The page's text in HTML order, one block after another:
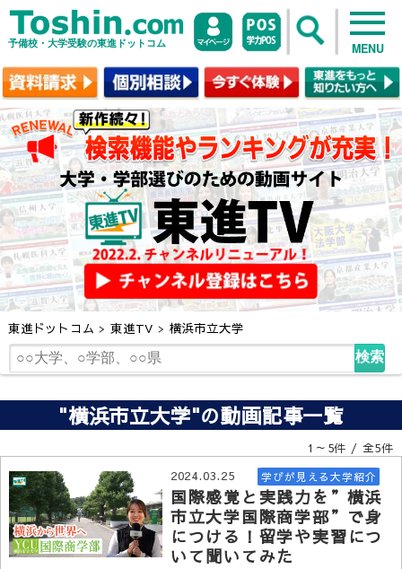
予備校・大学受験の東進ドットコム MENU
東進ドットコム > 東進TV > 横浜市立大学
検索
"横浜市立大学"の動画記事一覧
1～5件 / 全5件
2024.03.25 学びが見える大学紹介
国際感覚と実践力を”横浜
市立大学国際商学部”で身
につける！留学や実習につ
いて聞いてみた